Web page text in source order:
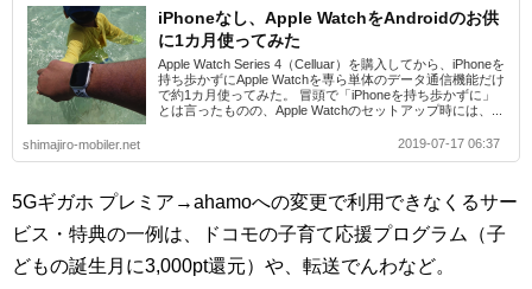
iPhoneなし、Apple WatchをAndroidのお供
に1カ月使ってみた
Apple Watch Series 4（Celluar）を購入してから、iPhoneを
持ち歩かずにApple Watchを専ら単体のデータ通信機能だけ
で約1カ月使ってみた。 冒頭で「iPhoneを持ち歩かずに」
とは言ったものの、Apple Watchのセットアップ時には、...
shimajiro-mobiler.net 2019-07-17 06:37
5Gギガホ プレミア→ahamoへの変更で利用できなくるサー
ビス・特典の一例は、ドコモの子育て応援プログラム（子
どもの誕生月に3,000pt還元）や、転送でんわなど。